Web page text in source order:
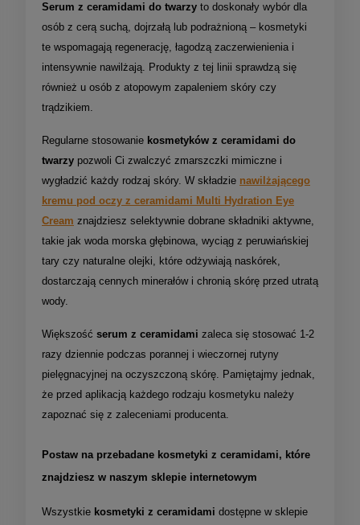
Serum z ceramidami do twarzy to doskonały wybór dla
osób z cerą suchą, dojrzałą lub podrażnioną – kosmetyki
te wspomagają regenerację, łagodzą zaczerwienienia i
intensywnie nawilżają. Produkty z tej linii sprawdzą się
również u osób z atopowym zapaleniem skóry czy
trądzikiem.
Regularne stosowanie kosmetyków z ceramidami do
twarzy pozwoli Ci zwalczyć zmarszczki mimiczne i
wygładzić każdy rodzaj skóry. W składzie nawilżającego
kremu pod oczy z ceramidami Multi Hydration Eye
Cream znajdziesz selektywnie dobrane składniki aktywne,
takie jak woda morska głębinowa, wyciąg z peruwiańskiej
tary czy naturalne olejki, które odżywiają naskórek,
dostarczają cennych minerałów i chronią skórę przed utratą
wody.
Większość serum z ceramidami zaleca się stosować 1-2
razy dziennie podczas porannej i wieczornej rutyny
pielęgnacyjnej na oczyszczoną skórę. Pamiętajmy jednak,
że przed aplikacją każdego rodzaju kosmetyku należy
zapoznać się z zaleceniami producenta.
Postaw na przebadane kosmetyki z ceramidami, które
znajdziesz w naszym sklepie internetowym
Wszystkie kosmetyki z ceramidami dostępne w sklepie